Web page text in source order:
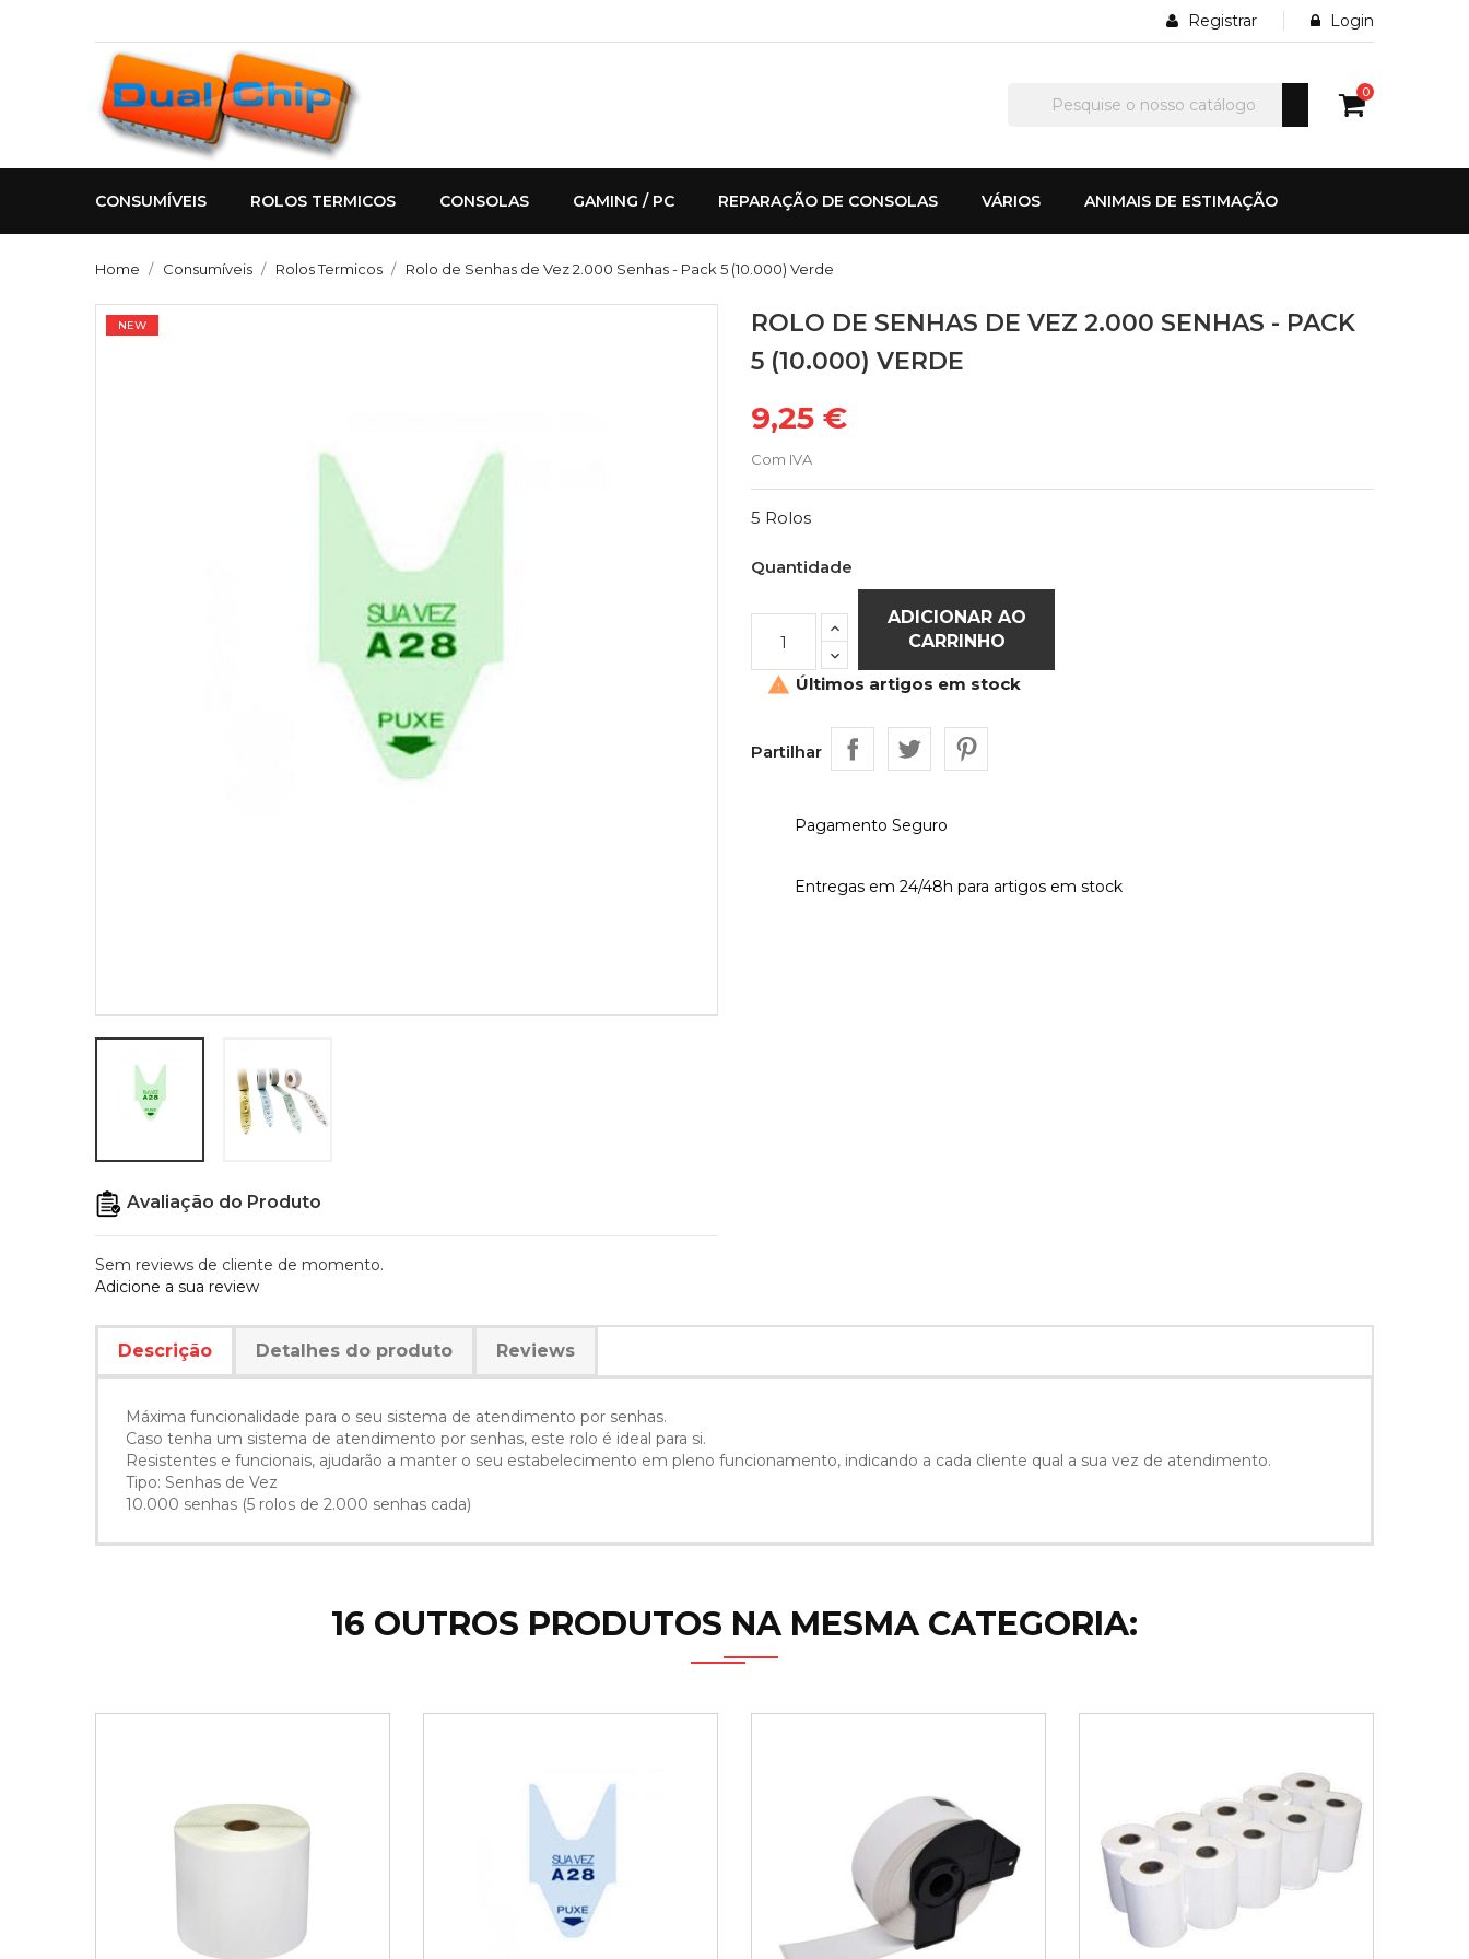
Registrar Login
0
CONSUMÍVEIS ROLOS TERMICOS CONSOLAS GAMING / PC REPARAÇÃO DE CONSOLAS VÁRIOS ANIMAIS DE ESTIMAÇÃO
Home Consumíveis Rolos Termicos Rolo de Senhas de Vez 2.000 Senhas - Pack 5 (10.000) Verde
NEW
Avaliação do Produto
Sem reviews de cliente de momento.
Adicione a sua review
ROLO DE SENHAS DE VEZ 2.000 SENHAS - PACK
5 (10.000) VERDE
9,25 €
Com IVA
5 Rolos
Quantidade
ADICIONAR AO
CARRINHO
 Últimos artigos em stock
Partilhar
Pagamento Seguro
Entregas em 24/48h para artigos em stock
Descrição Detalhes do produto Reviews
Máxima funcionalidade para o seu sistema de atendimento por senhas.
Caso tenha um sistema de atendimento por senhas, este rolo é ideal para si.
Resistentes e funcionais, ajudarão a manter o seu estabelecimento em pleno funcionamento, indicando a cada cliente qual a sua vez de atendimento.
Tipo: Senhas de Vez
10.000 senhas (5 rolos de 2.000 senhas cada)
16 OUTROS PRODUTOS NA MESMA CATEGORIA: